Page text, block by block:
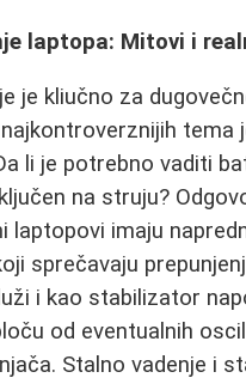
laptopa: Mitovi i
je kliučno za
tema
li je potrebno vaditi
na struju?
laptopovi imaju
sprečavaju
i kao stabilizator
od eventualnih
Stalno vadenje i